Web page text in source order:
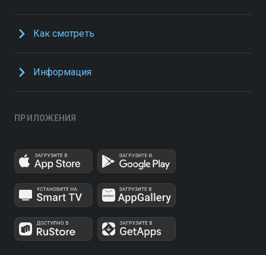
Как смотреть
Информация
ПРИЛОЖЕНИЯ